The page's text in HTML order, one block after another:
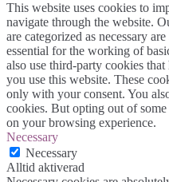
This website uses cookies to
navigate through the website.
are categorized as necessary
essential for the working of
also use third-party cookies
you use this website. These
only with your consent. You
cookies. But opting out of
on your browsing experience.
Necessary
Necessary
Alltid aktiverad